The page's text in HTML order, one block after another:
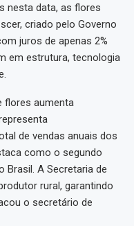
nesta data, as flores
criado pelo Governo
juros de apenas 2%
em estrutura, tecnologia
flores aumenta
de vendas anuais dos
como o segundo
A Secretaria de
rural, garantindo
o secretário de